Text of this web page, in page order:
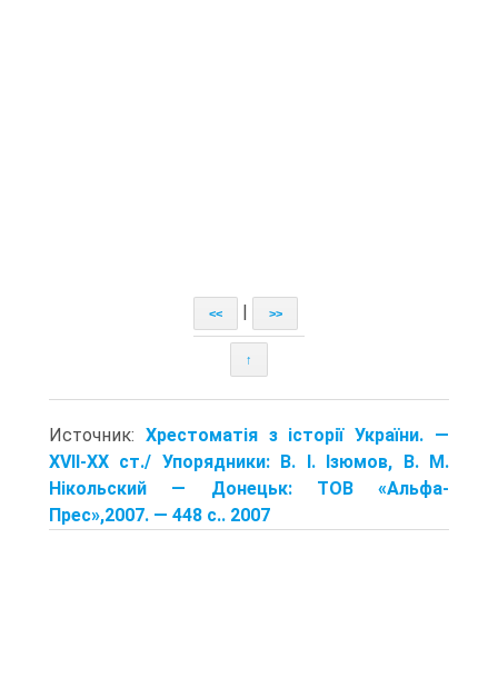
<< | >>
↑
Источник: Хрестоматія з історії України. —
XVII-XX ст./ Упорядники: В. І. Ізюмов, В. М.
Нікольский — Донецьк: TOB «Альфа-
Прес»,2007. — 448 с.. 2007